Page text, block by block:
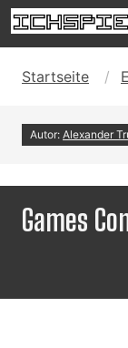
Startseite
Autor: Alexander
Games